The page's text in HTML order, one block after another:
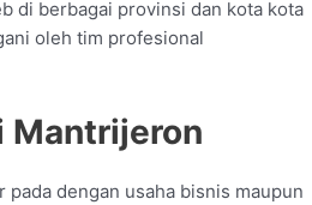
di berbagai provinsi dan kota kota
oleh tim profesional
Mantrijeron
dengan usaha bisnis maupun